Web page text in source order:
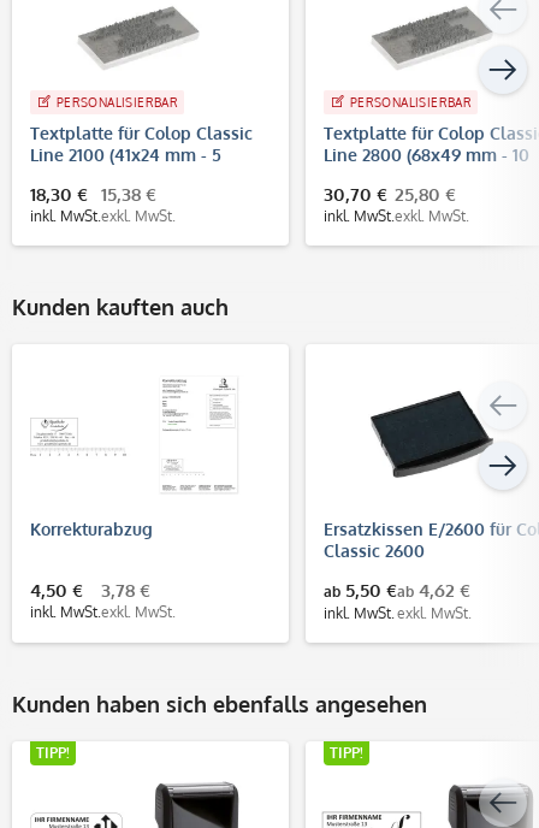
PERSONALISIERBAR
Textplatte für Colop Classic
Line 2100 (41x24 mm - 5
18,30 €
inkl. MwSt.
15,38 €
exkl. MwSt.
PERSONALISIERBAR
Textplatte für Colop
Line 2800 (68x49 mm - 10
30,70 €
inkl. MwSt.
25,80 €
exkl. MwSt.
Kunden kauften auch
Korrekturabzug
4,50 €
inkl. MwSt.
3,78 €
exkl. MwSt.
Ersatzkissen E/2600 für
Classic 2600
ab 5,50 €
inkl. MwSt.
ab 4,62 €
exkl. MwSt.
Kunden haben sich ebenfalls angesehen
TIPP! TIPP!